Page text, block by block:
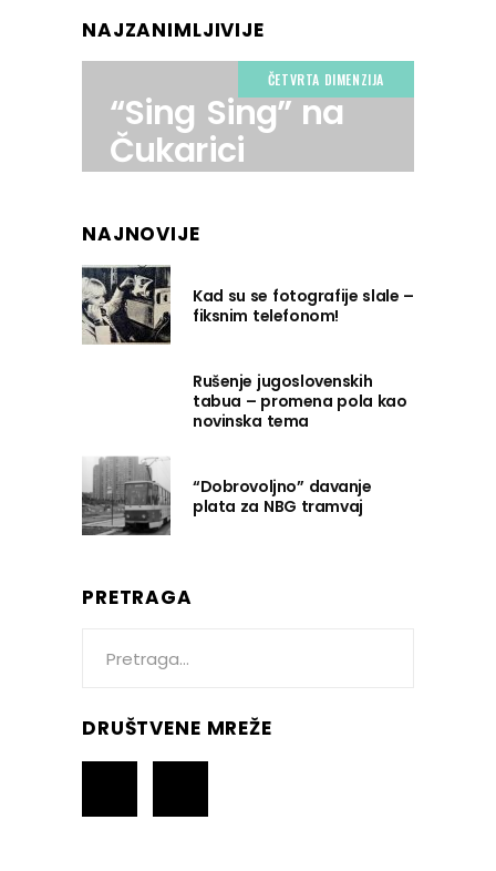
NAJZANIMLJIVIJE
ČETVRTA DIMENZIJA
“Sing Sing” na
Čukarici
NAJNOVIJE
Kad su se fotografije slale –
fiksnim telefonom!
Rušenje jugoslovenskih
tabua – promena pola kao
novinska tema
“Dobrovoljno” davanje
plata za NBG tramvaj
PRETRAGA
DRUŠTVENE MREŽE